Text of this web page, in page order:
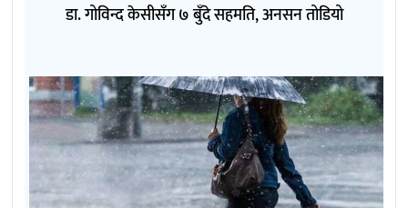
डा. गोविन्द केसीसँग ७ बुँदे सहमति, अनसन तोडियो